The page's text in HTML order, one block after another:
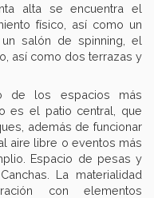
alta se encuentra el
físico, así como un
salón de spinning, el
así como dos terrazas y
de los espacios más
es el patio central, que
además de funcionar
aire libre o eventos más
Espacio de pesas y
La materialidad
con elementos